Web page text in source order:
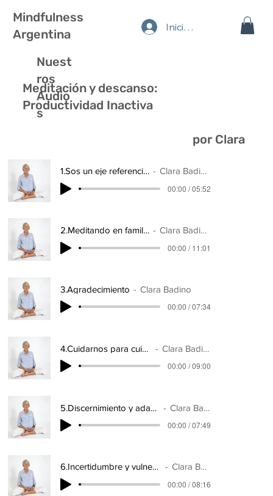
Mindfulness
Argentina
Iniciar sesión
Nuest
ros
Audio
s
Meditación y descanso:
Productividad Inactiva
por Clara
1.Sos un eje referencial
Clara Badino
00:00 / 05:52
2.Meditando en familia
Clara Badino
00:00 / 11:01
3.Agradecimiento
Clara Badino
00:00 / 07:34
4.Cuidarnos para cuidar
Clara Badino
00:00 / 09:00
5.Discernimiento y adaptacion
Clara Badino
00:00 / 07:49
6.Incertidumbre y vulnerabilidad
Clara Badino
00:00 / 08:16